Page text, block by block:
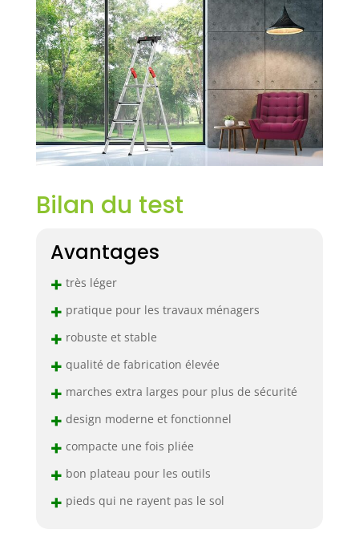
Bilan du test
Avantages
+ très léger
+ pratique pour les travaux ménagers
+ robuste et stable
+ qualité de fabrication élevée
+ marches extra larges pour plus de sécurité
+ design moderne et fonctionnel
+ compacte une fois pliée
+ bon plateau pour les outils
+ pieds qui ne rayent pas le sol